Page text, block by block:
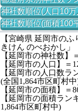
神社数順位(人口10
神社数順位(面積100
【宮崎県 延岡市の
きけん のべおかし」
【延岡市の神社数】
【延岡市の人口】＝
【延岡市の人口数ラ
(全国1,864市区町村
【延岡市の面積】＝
【延岡市の面積ラン
1,864市区町村中)